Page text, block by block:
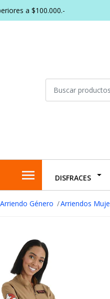
a $100.000.-
DISFRACES
Arriendo Género Arriendos